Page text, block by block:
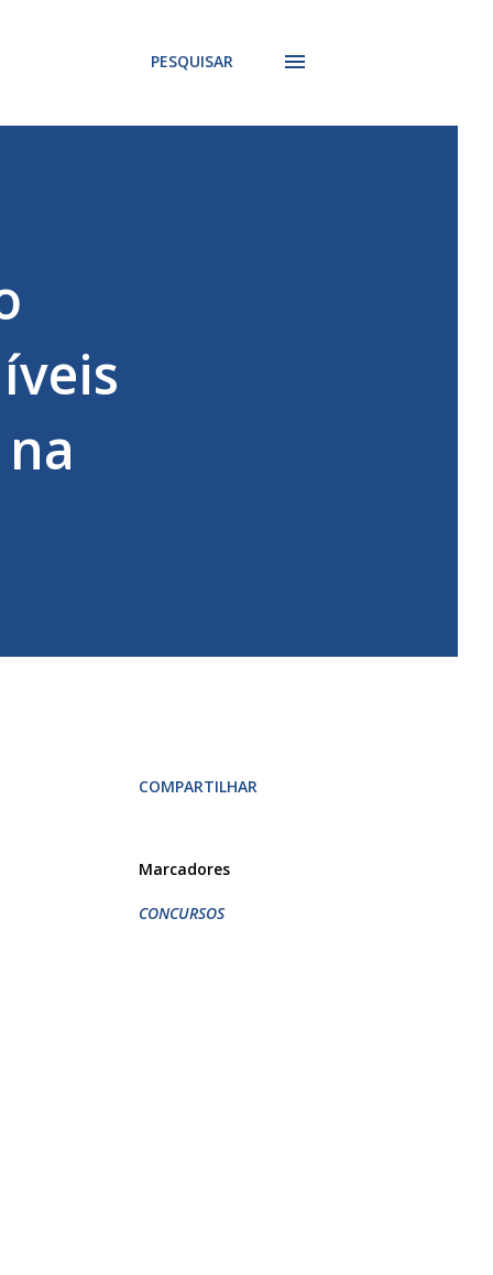
PESQUISAR
COMPARTILHAR
Marcadores
CONCURSOS